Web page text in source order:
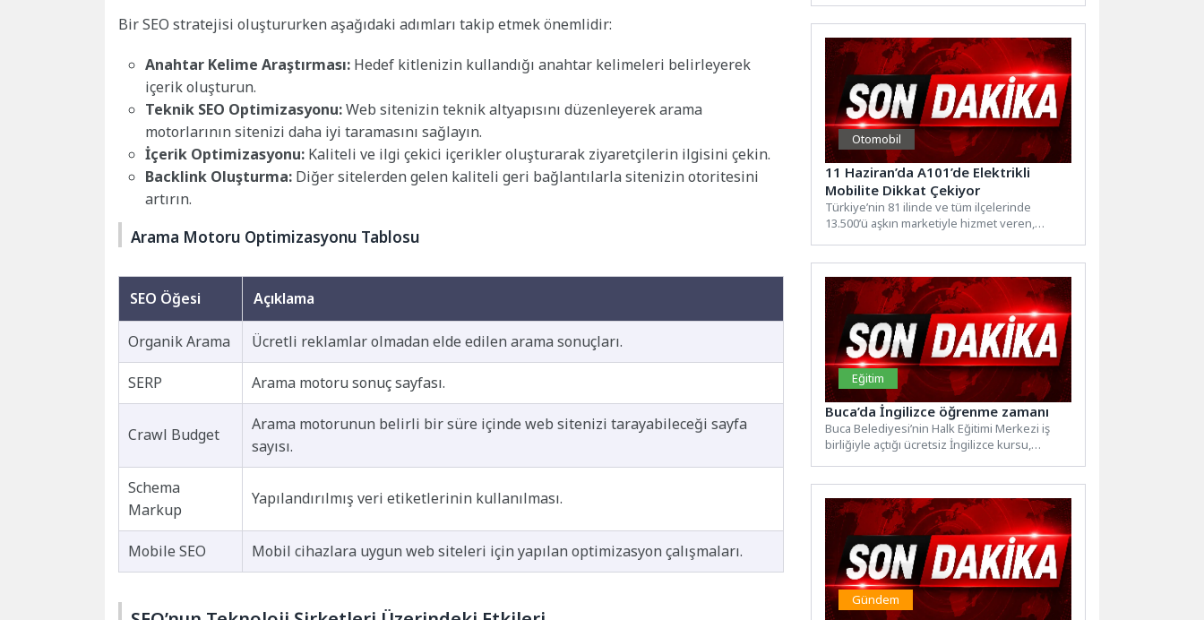
Bir SEO stratejisi oluştururken aşağıdaki adımları takip etmek önemlidir:
Anahtar Kelime Araştırması: Hedef kitlenizin kullandığı anahtar kelimeleri belirleyerek
içerik oluşturun.
Teknik SEO Optimizasyonu:Web sitenizin teknik altyapısını düzenleyerek arama
motorlarının sitenizi daha iyi taramasını sağlayın.
İçerik Optimizasyonu: Kaliteli ve ilgi çekici içerikler oluşturarak ziyaretçilerin ilgisini çekin.
Backlink Oluşturma: Diğer sitelerden gelen kaliteli geri bağlantılarla sitenizin otoritesini
artırın.
Arama Motoru Optimizasyonu Tablosu
SEO Öğesi Açıklama
Organik Arama Ücretli reklamlar olmadan elde edilen arama sonuçları.
SERP Arama motoru sonuç sayfası.
Crawl Budget
Arama motorunun belirli bir süre içinde web sitenizi tarayabileceği sayfa
sayısı.
Schema
Markup
Yapılandırılmış veri etiketlerinin kullanılması.
Mobile SEO Mobil cihazlara uygun web siteleri için yapılan optimizasyon çalışmaları.
Otomobil
11 Haziran’da A101’de Elektrikli
Mobilite Dikkat Çekiyor
Türkiye’nin 81 ilinde ve tüm ilçelerinde
13.500’ü aşkın marketiyle hizmet veren,
Eğitim
Buca’da İngilizce öğrenme zamanı
Buca Belediyesi’nin Halk Eğitimi Merkezi iş
birliğiyle açtığı ücretsiz İngilizce kursu,
Gündem